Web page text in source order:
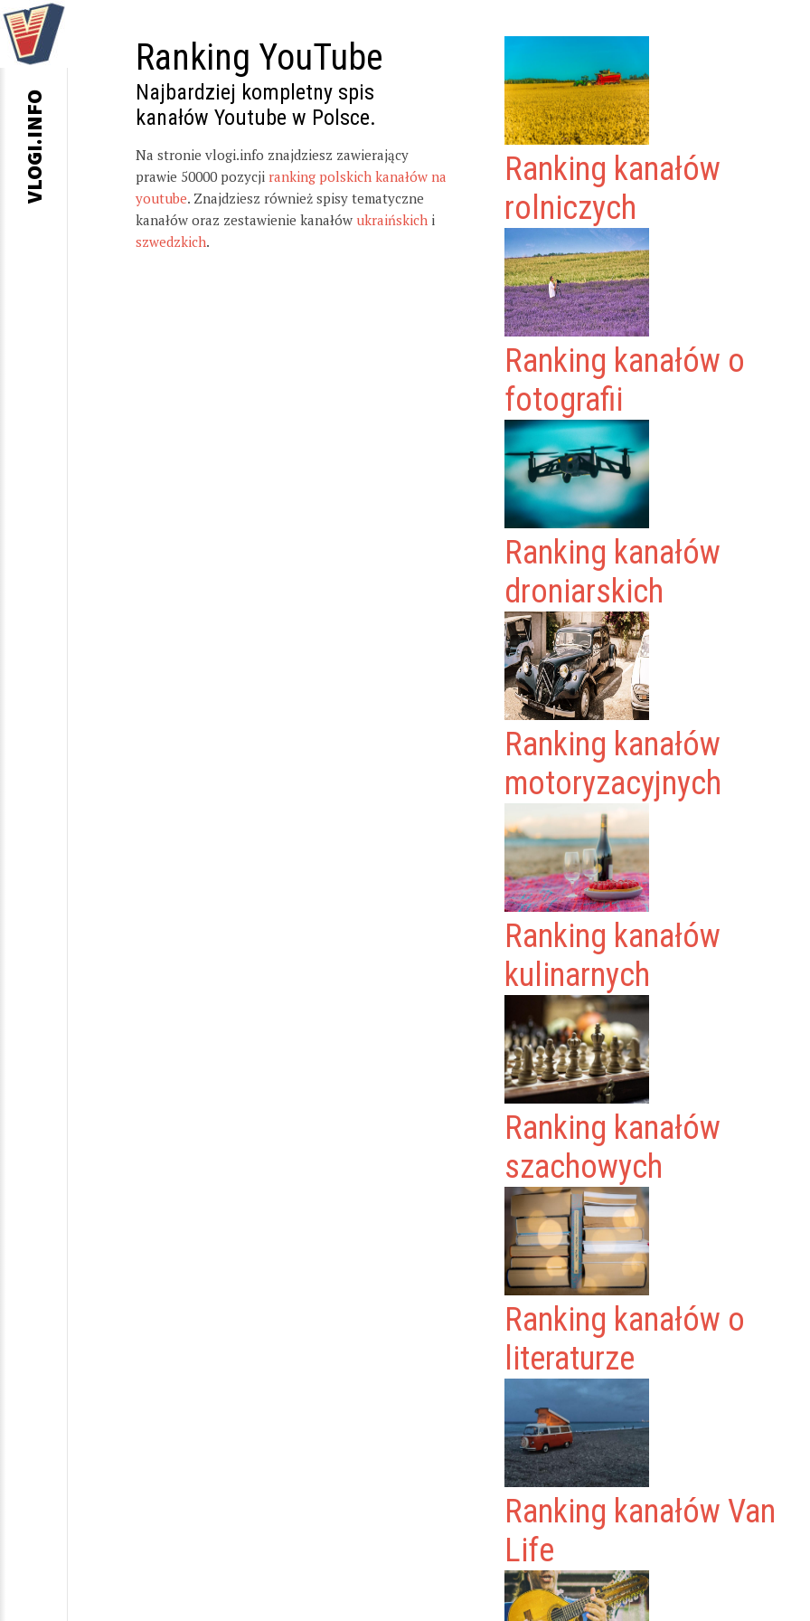
Ranking YouTube
Najbardziej kompletny spis
kanałów Youtube w Polsce.
Na stronie vlogi.info znajdziesz zawierający
prawie 50000 pozycji ranking polskich kanałów na
youtube. Znajdziesz również spisy tematyczne
kanałów oraz zestawienie kanałów ukraińskich i
szwedzkich.
Ranking kanałów
rolniczych
Ranking kanałów o
fotografii
Ranking kanałów
droniarskich
Ranking kanałów
motoryzacyjnych
Ranking kanałów
kulinarnych
Ranking kanałów
szachowych
Ranking kanałów o
literaturze
Ranking kanałów Van
Life
VLOGI.INFO